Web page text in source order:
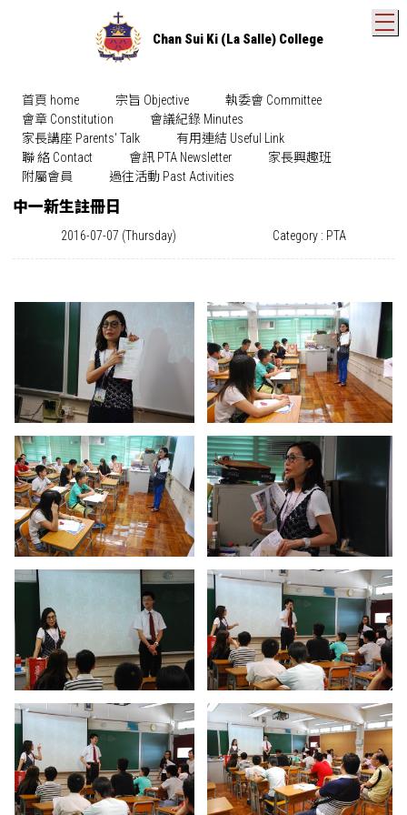
Chan Sui Ki (La Salle) College
首頁 home 宗旨 Objective
執委會 Committee
會章 Constitution
會議紀錄 Minutes
家長講座 Parents' Talk
有用連結 Useful Link
聯 絡 Contact
會訊 PTA Newsletter
家長興趣班
附屬會員
過往活動 Past Activities
中一新生註冊日
2016-07-07 (Thursday) Category : PTA